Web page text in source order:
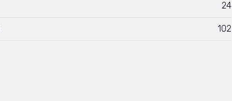
24
102